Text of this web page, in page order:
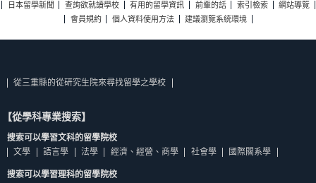
日本留學新聞 查詢欲就讀學校 有用的留學資訊 前輩的話 索引檢索
網站導覽
會員規約
個人資料使用方法 建議瀏覽系統環境
從三重縣的從研究生院來尋找留學之學校
【從學科專業搜索】
搜索可以學習文科的留學院校
文學
語言學 法學 經濟、經營、商學 社會學 國際關系學
搜索可以學習理科的留學院校